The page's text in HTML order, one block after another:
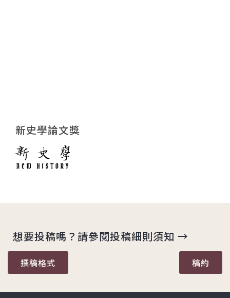
新史學論文獎
想要投稿嗎？請參閱投稿細則須知 →
撰稿格式 稿約